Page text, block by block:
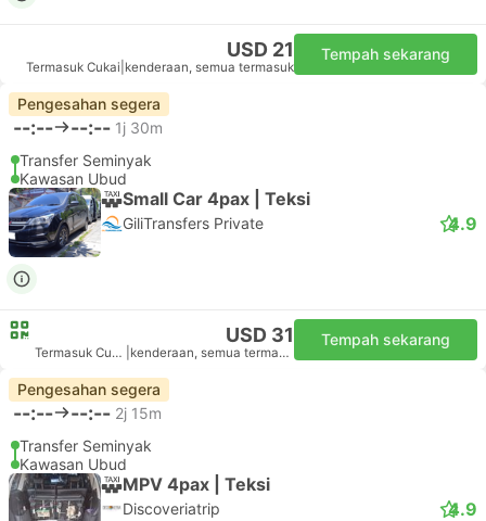
USD 21
Termasuk Cukai kenderaan, semua termasuk
Tempah sekarang
Pengesahan segera
--:-- --:-- 1j 30m
Transfer Seminyak
Kawasan Ubud
Small Car 4pax | Teksi
GiliTransfers Private 4.9
USD 31
Termasuk Cukai kenderaan, semua termasuk
Tempah sekarang
Pengesahan segera
--:-- --:-- 2j 15m
Transfer Seminyak
Kawasan Ubud
MPV 4pax | Teksi
Discoveriatrip 4.9